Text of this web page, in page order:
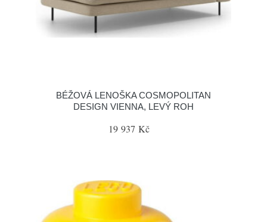
BÉŽOVÁ LENOŠKA COSMOPOLITAN
DESIGN VIENNA, LEVÝ ROH
19 937 Kč